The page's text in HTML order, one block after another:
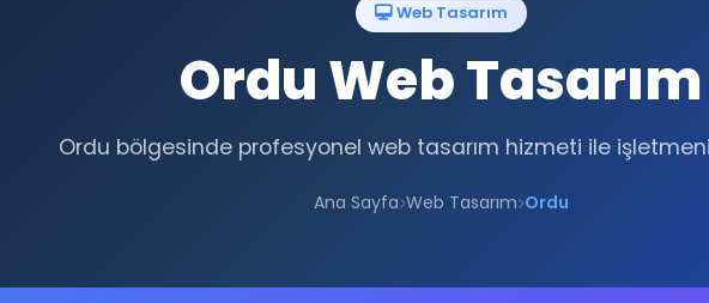
Web Tasarım
Ordu Web Tasarım
Ordu bölgesinde profesyonel web tasarım hizmeti ile
Ana Sayfa Web Tasarım Ordu